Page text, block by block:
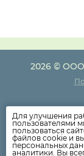
2026 ©
Для улучшения
пользователями
пользоваться
файлов cookie и
персональных
аналитики. Вы